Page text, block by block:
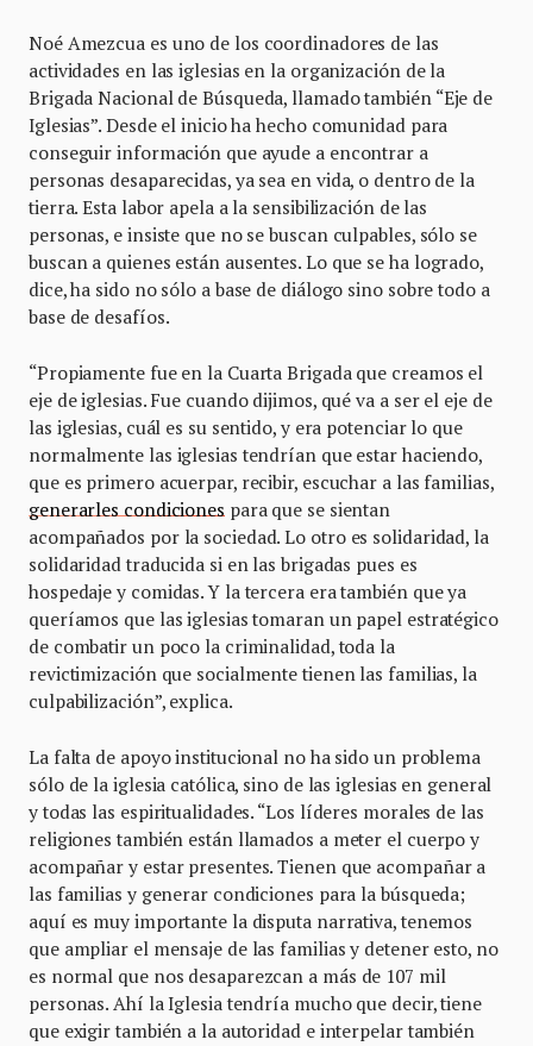
Noé Amezcua es uno de los coordinadores de las
actividades en las iglesias en la organización de la
Brigada Nacional de Búsqueda, llamado también “Eje de
Iglesias”. Desde el inicio ha hecho comunidad para
conseguir información que ayude a encontrar a
personas desaparecidas, ya sea en vida, o dentro de la
tierra. Esta labor apela a la sensibilización de las
personas, e insiste que no se buscan culpables, sólo se
buscan a quienes están ausentes. Lo que se ha logrado,
dice, ha sido no sólo a base de diálogo sino sobre todo a
base de desafíos.
“Propiamente fue en la Cuarta Brigada que creamos el
eje de iglesias. Fue cuando dijimos, qué va a ser el eje de
las iglesias, cuál es su sentido, y era potenciar lo que
normalmente las iglesias tendrían que estar haciendo,
que es primero acuerpar, recibir, escuchar a las familias,
generarles condiciones para que se sientan
acompañados por la sociedad. Lo otro es solidaridad, la
solidaridad traducida si en las brigadas pues es
hospedaje y comidas. Y la tercera era también que ya
queríamos que las iglesias tomaran un papel estratégico
de combatir un poco la criminalidad, toda la
revictimización que socialmente tienen las familias, la
culpabilización”, explica.
La falta de apoyo institucional no ha sido un problema
sólo de la iglesia católica, sino de las iglesias en general
y todas las espiritualidades. “Los líderes morales de las
religiones también están llamados a meter el cuerpo y
acompañar y estar presentes. Tienen que acompañar a
las familias y generar condiciones para la búsqueda;
aquí es muy importante la disputa narrativa, tenemos
que ampliar el mensaje de las familias y detener esto, no
es normal que nos desaparezcan a más de 107 mil
personas. Ahí la Iglesia tendría mucho que decir, tiene
que exigir también a la autoridad e interpelar también